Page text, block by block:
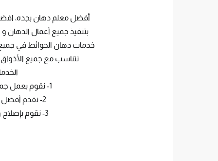
أفضل معلم دهان بجده،
بتنفيذ جميع أعمال الدهان
خدمات دهان الحوائط في جميع
تتناسب مع جميع
1- نقوم بعمل جميع أنواع الدهانات باستخدام أحدث الأدوات والتقنيات.
2- نقدم أفضل الأسعار والتخفيضات التي تتناسب مع جميع الفئات.
3- نقوم بإصلاح ومعالجة أي شروخ أو كسور في الحوائط أو الأسقف.